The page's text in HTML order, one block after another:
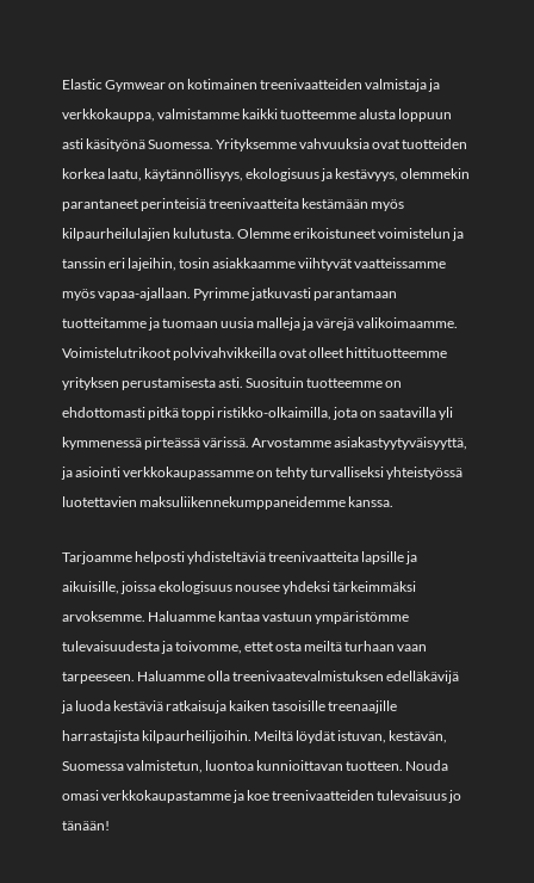
Elastic Gymwear on kotimainen treenivaatteiden valmistaja ja
verkkokauppa, valmistamme kaikki tuotteemme alusta loppuun
asti käsityönä Suomessa. Yrityksemme vahvuuksia ovat tuotteiden
korkea laatu, käytännöllisyys, ekologisuus ja kestävyys, olemmekin
parantaneet perinteisiä treenivaatteita kestämään myös
kilpaurheilulajien kulutusta. Olemme erikoistuneet voimistelun ja
tanssin eri lajeihin, tosin asiakkaamme viihtyvät vaatteissamme
myös vapaa-ajallaan. Pyrimme jatkuvasti parantamaan
tuotteitamme ja tuomaan uusia malleja ja värejä valikoimaamme.
Voimistelutrikoot polvivahvikkeilla ovat olleet hittituotteemme
yrityksen perustamisesta asti. Suosituin tuotteemme on
ehdottomasti pitkä toppi ristikko-olkaimilla, jota on saatavilla yli
kymmenessä pirteässä värissä. Arvostamme asiakastyytyväisyyttä,
ja asiointi verkkokaupassamme on tehty turvalliseksi yhteistyössä
luotettavien maksuliikennekumppaneidemme kanssa.
Tarjoamme helposti yhdisteltäviä treenivaatteita lapsille ja
aikuisille, joissa ekologisuus nousee yhdeksi tärkeimmäksi
arvoksemme. Haluamme kantaa vastuun ympäristömme
tulevaisuudesta ja toivomme, ettet osta meiltä turhaan vaan
tarpeeseen. Haluamme olla treenivaatevalmistuksen edelläkävijä
ja luoda kestäviä ratkaisuja kaiken tasoisille treenaajille
harrastajista kilpaurheilijoihin. Meiltä löydät istuvan, kestävän,
Suomessa valmistetun, luontoa kunnioittavan tuotteen. Nouda
omasi verkkokaupastamme ja koe treenivaatteiden tulevaisuus jo
tänään!